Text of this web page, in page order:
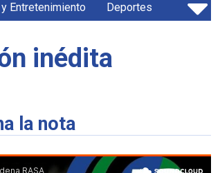
Entretenimiento Deportes
inédita
la nota